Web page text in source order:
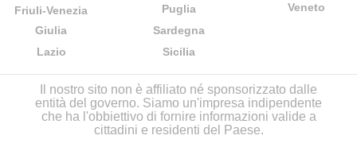
Friuli-Venezia
Giulia
Lazio
Puglia
Sardegna
Sicilia
Veneto
Il nostro sito non è affiliato né sponsorizzato dalle
entità del governo. Siamo un'impresa indipendente
che ha l'obbiettivo di fornire informazioni valide a
cittadini e residenti del Paese.